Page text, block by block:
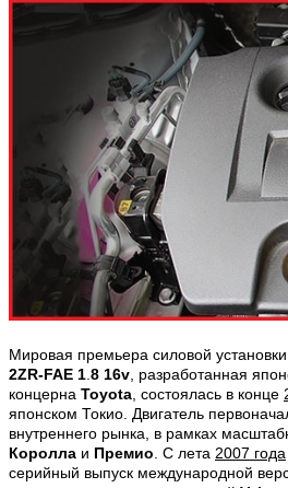
Мировая премьера силовой
2ZR-FAE 1 8 16v , разработанная
концерна Toyota , состоялась в конце
японском Токио. Двигатель
внутреннего рынка, в рамках
Королла и Премио . С лета 2007 года
серийный выпуск международной